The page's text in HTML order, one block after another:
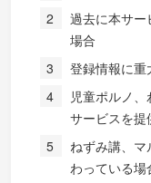
過去に本サ
場合
登録情報に
児童ポルノ
サービスを
ねずみ講、
わっている場